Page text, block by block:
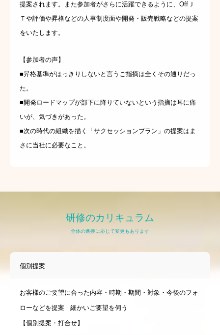
提案されます。また参加者がさらに活躍できるように、OffＪ
Ｔや評価や昇格などの人事制度面や開発・販売戦略などの提案
をいたします。
【参加者の声】
■昇格基準がはっきりしないと言うご指摘は全くその通りだっ
た。
■開発ロードマップが部下に降りていないという指摘は耳に痛
いが、気づきがあった。
■次の時代の組織を描く「サクセッションプラン」の提案はま
さに当社に必要なこと。
研修のカリキュラム
全体の進捗に応じて変更もあります
個別提案
お客様のご要望に合った内容・時期・期間・対象・今後のフォ
ローなどを提案 細かいご要望を伺う
【個別提案・打合せ】